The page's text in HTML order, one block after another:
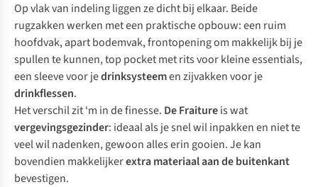
Op vlak van indeling liggen ze dicht bij elkaar. Beide
rugzakken werken met een praktische opbouw: een ruim
hoofdvak, apart bodemvak, frontopening om makkelijk bij je
spullen te kunnen, top pocket met rits voor kleine essentials,
een sleeve voor jedrinksysteemen zijvakken voor je
drinkflessen.
Het verschil zit ‘m in de finesse. De Fraitureis wat
vergevingsgezinder: ideaal als je snel wil inpakken en niet te
veel wil nadenken, gewoon alles erin gooien. Je kan
bovendien makkelijkerextra materiaal aan de buitenkant
bevestigen.